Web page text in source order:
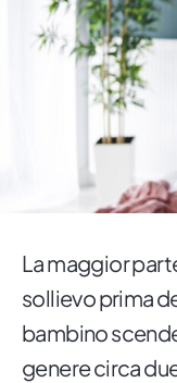
La maggior
sollievo prima
bambino
genere circa